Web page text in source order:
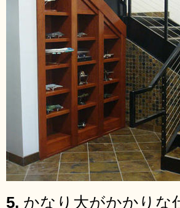
5. かなり大がかかりな